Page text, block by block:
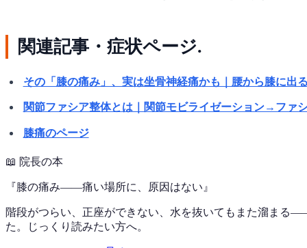
関連記事・症状ページ.
その「膝の痛み」、実は坐骨神経痛かも｜腰から膝に出
関節ファシア整体とは｜関節モビライゼーション→ファ
膝痛のページ
📖 院長の本
『膝の痛み——痛い場所に、原因はない 』
階段がつらい、正座ができない、水を抜いてもまた溜まる
た。じっくり読みたい方へ。